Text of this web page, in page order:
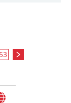
53